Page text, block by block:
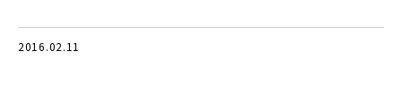
2016.02.11